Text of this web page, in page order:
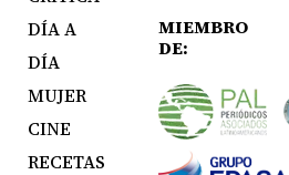
DÍA A
DÍA
MUJER
CINE
RECETAS
MIEMBRO
DE: